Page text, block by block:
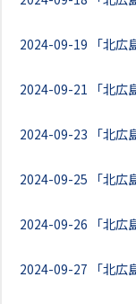
2024-09-19 「北
2024-09-21 「北
2024-09-23 「北
2024-09-25 「北
2024-09-26 「北
2024-09-27 「北